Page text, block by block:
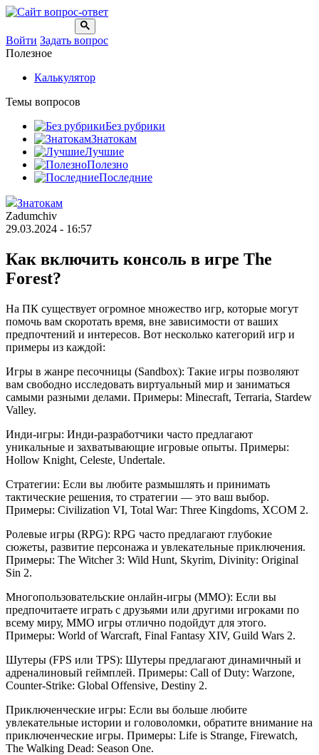
Войти Задать вопрос
Полезное
Калькулятор
Темы вопросов
Без рубрики
Знатокам
Лучшие
Полезно
Последние
Знатокам
Zadumchiv
29.03.2024 - 16:57
Как включить консоль в игре The
Forest?
На ПК существует огромное множество игр, которые могут
помочь вам скоротать время, вне зависимости от ваших
предпочтений и интересов. Вот несколько категорий игр и
примеры из каждой:
Игры в жанре песочницы (Sandbox): Такие игры позволяют
вам свободно исследовать виртуальный мир и заниматься
самыми разными делами. Примеры: Minecraft, Terraria, Stardew
Valley.
Инди-игры: Инди-разработчики часто предлагают
уникальные и захватывающие игровые опыты. Примеры:
Hollow Knight, Celeste, Undertale.
Стратегии: Если вы любите размышлять и принимать
тактические решения, то стратегии — это ваш выбор.
Примеры: Civilization VI, Total War: Three Kingdoms, XCOM 2.
Ролевые игры (RPG): RPG часто предлагают глубокие
сюжеты, развитие персонажа и увлекательные приключения.
Примеры: The Witcher 3: Wild Hunt, Skyrim, Divinity: Original
Sin 2.
Многопользовательские онлайн-игры (MMO): Если вы
предпочитаете играть с друзьями или другими игроками по
всему миру, MMO игры отлично подойдут для этого.
Примеры: World of Warcraft, Final Fantasy XIV, Guild Wars 2.
Шутеры (FPS или TPS): Шутеры предлагают динамичный и
адреналиновый геймплей. Примеры: Call of Duty: Warzone,
Counter-Strike: Global Offensive, Destiny 2.
Приключенческие игры: Если вы больше любите
увлекательные истории и головоломки, обратите внимание на
приключенческие игры. Примеры: Life is Strange, Firewatch,
The Walking Dead: Season One.